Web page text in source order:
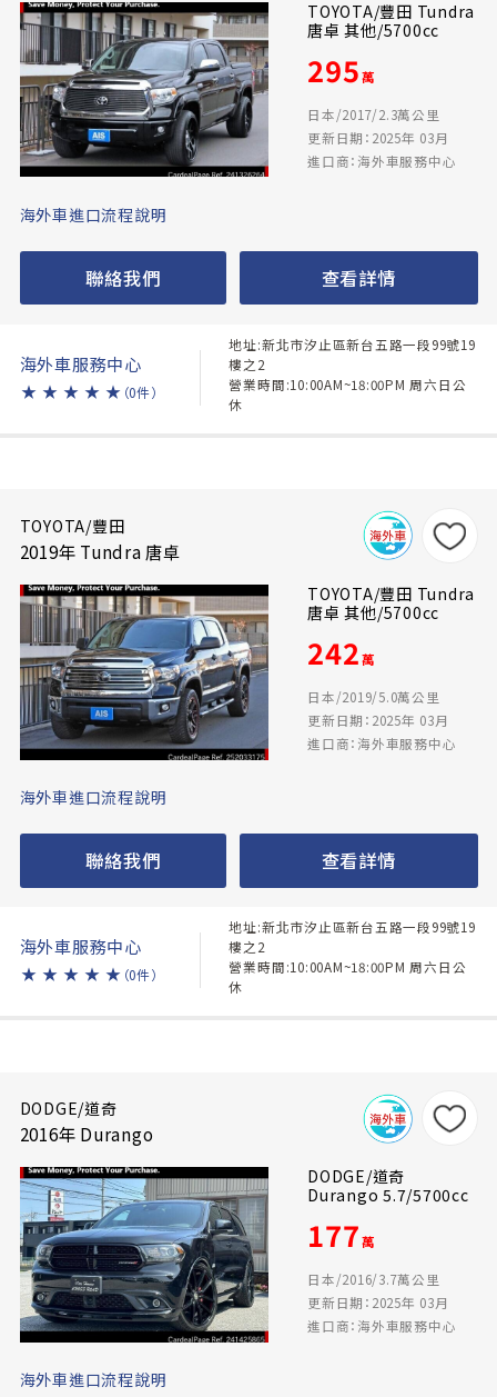
TOYOTA/豐田 Tundra
唐卓 其他/5700cc
295萬
日本/2017/2.3萬公里
更新日期：2025年 03月
進口商：海外車服務中心
海外車進口流程說明
聯絡我們 查看詳情
海外車服務中心
★ ★ ★ ★ ★ （0件）
地址:新北市汐止區新台五路一段99號19
樓之2
營業時間:10:00AM~18:00PM 周六日公
休
TOYOTA/豐田
2019年 Tundra 唐卓
TOYOTA/豐田 Tundra
唐卓 其他/5700cc
242萬
日本/2019/5.0萬公里
更新日期：2025年 03月
進口商：海外車服務中心
海外車進口流程說明
聯絡我們 查看詳情
海外車服務中心
★ ★ ★ ★ ★ （0件）
地址:新北市汐止區新台五路一段99號19
樓之2
營業時間:10:00AM~18:00PM 周六日公
休
DODGE/道奇
2016年 Durango
DODGE/道奇
Durango 5.7/5700cc
177萬
日本/2016/3.7萬公里
更新日期：2025年 03月
進口商：海外車服務中心
海外車進口流程說明